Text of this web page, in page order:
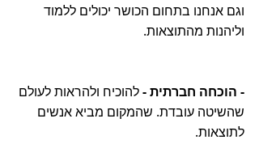
וגם אנחנו בתחום הכושר יכולים ללמוד
וליהנות מהתוצאות.
- הוכחה חברתית - להוכיח ולהראות לעולם
שהשיטה עובדת. שהמקום מביא אנשים
לתוצאות.